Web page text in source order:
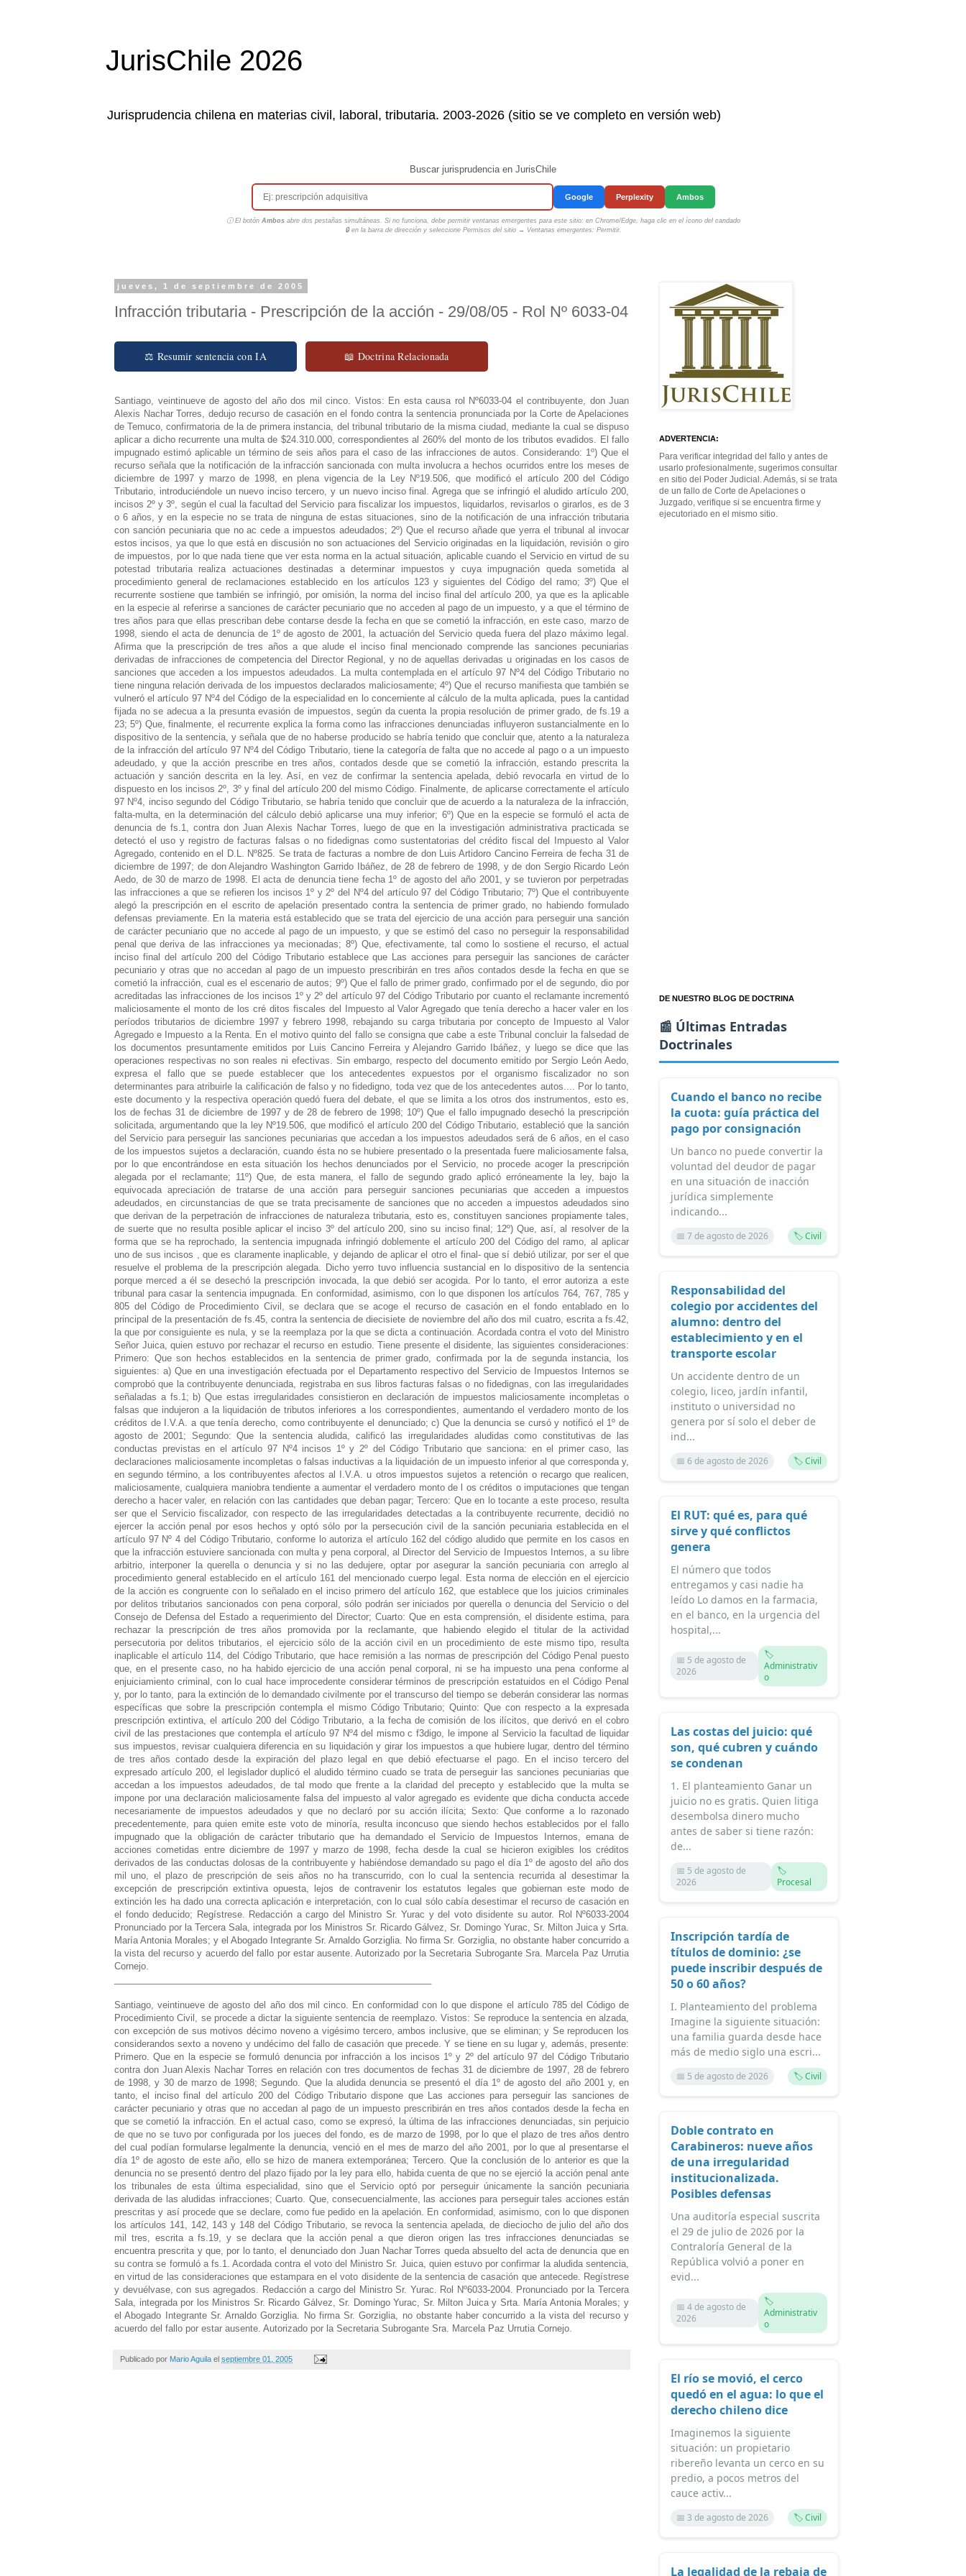
JurisChile 2026
Jurisprudencia chilena en materias civil, laboral, tributaria. 2003-2026 (sitio se ve completo en versión web)
Buscar jurisprudencia en JurisChile
Google Perplexity Ambos
ⓘ El botón Ambosabre dos pestañas simultáneas. Si no funciona, debe permitir ventanas emergentes para este sitio: en Chrome/Edge, haga clic en el ícono del candado
🔒 en la barra de dirección y seleccione Permisos del sitio → Ventanas emergentes: Permitir.
jueves, 1 de septiembre de 2005
Infracción tributaria - Prescripción de la acción - 29/08/05 - Rol Nº 6033-04
⚖ Resumir sentencia con IA 📖 Doctrina Relacionada
Santiago, veintinueve de agosto del año dos mil cinco. Vistos: En esta causa rol Nº6033-04 el contribuyente, don Juan Alexis Nachar Torres, dedujo recurso de casación en el fondo contra la sentencia pronunciada por la Corte de Apelaciones de Temuco, confirmatoria de la de primera instancia, del tribunal tributario de la misma ciudad, mediante la cual se dispuso aplicar a dicho recurrente una multa de $24.310.000, correspondientes al 260% del monto de los tributos evadidos. El fallo impugnado estimó aplicable un término de seis años para el caso de las infracciones de autos. Considerando: 1º) Que el recurso señala que la notificación de la infracción sancionada con multa involucra a hechos ocurridos entre los meses de diciembre de 1997 y marzo de 1998, en plena vigencia de la Ley Nº19.506, que modificó el artículo 200 del Código Tributario, introduciéndole un nuevo inciso tercero, y un nuevo inciso final. Agrega que se infringió el aludido artículo 200, incisos 2º y 3º, según el cual la facultad del Servicio para fiscalizar los impuestos, liquidarlos, revisarlos o girarlos, es de 3 o 6 años, y en la especie no se trata de ninguna de estas situaciones, sino de la notificación de una infracción tributaria con sanción pecuniaria que no ac cede a impuestos adeudados; 2º) Que el recurso añade que yerra el tribunal al invocar estos incisos, ya que lo que está en discusión no son actuaciones del Servicio originadas en la liquidación, revisión o giro de impuestos, por lo que nada tiene que ver esta norma en la actual situación, aplicable cuando el Servicio en virtud de su potestad tributaria realiza actuaciones destinadas a determinar impuestos y cuya impugnación queda sometida al procedimiento general de reclamaciones establecido en los artículos 123 y siguientes del Código del ramo; 3º) Que el recurrente sostiene que también se infringió, por omisión, la norma del inciso final del artículo 200, ya que es la aplicable en la especie al referirse a sanciones de carácter pecuniario que no acceden al pago de un impuesto, y a que el término de tres años para que ellas prescriban debe contarse desde la fecha en que se cometió la infracción, en este caso, marzo de 1998, siendo el acta de denuncia de 1º de agosto de 2001, la actuación del Servicio queda fuera del plazo máximo legal. Afirma que la prescripción de tres años a que alude el inciso final mencionado comprende las sanciones pecuniarias derivadas de infracciones de competencia del Director Regional, y no de aquellas derivadas u originadas en los casos de sanciones que acceden a los impuestos adeudados. La multa contemplada en el artículo 97 Nº4 del Código Tributario no tiene ninguna relación derivada de los impuestos declarados maliciosamente; 4º) Que el recurso manifiesta que también se vulneró el artículo 97 Nº4 del Código de la especialidad en lo concerniente al cálculo de la multa aplicada, pues la cantidad fijada no se adecua a la presunta evasión de impuestos, según da cuenta la propia resolución de primer grado, de fs.19 a 23; 5º) Que, finalmente, el recurrente explica la forma como las infracciones denunciadas influyeron sustancialmente en lo dispositivo de la sentencia, y señala que de no haberse producido se habría tenido que concluir que, atento a la naturaleza de la infracción del artículo 97 Nº4 del Código Tributario, tiene la categoría de falta que no accede al pago o a un impuesto adeudado, y que la acción prescribe en tres años, contados desde que se cometió la infracción, estando prescrita la actuación y sanción descrita en la ley. Así, en vez de confirmar la sentencia apelada, debió revocarla en virtud de lo dispuesto en los incisos 2º, 3º y final del artículo 200 del mismo Código. Finalmente, de aplicarse correctamente el artículo 97 Nº4, inciso segundo del Código Tributario, se habría tenido que concluir que de acuerdo a la naturaleza de la infracción, falta-multa, en la determinación del cálculo debió aplicarse una muy inferior; 6º) Que en la especie se formuló el acta de denuncia de fs.1, contra don Juan Alexis Nachar Torres, luego de que en la investigación administrativa practicada se detectó el uso y registro de facturas falsas o no fidedignas como sustentatorias del crédito fiscal del Impuesto al Valor Agregado, contenido en el D.L. Nº825. Se trata de facturas a nombre de don Luis Artidoro Cancino Ferreira de fecha 31 de diciembre de 1997; de don Alejandro Washington Garrido Ibáñez, de 28 de febrero de 1998, y de don Sergio Ricardo León Aedo, de 30 de marzo de 1998. El acta de denuncia tiene fecha 1º de agosto del año 2001, y se tuvieron por perpetradas las infracciones a que se refieren los incisos 1º y 2º del Nº4 del artículo 97 del Código Tributario; 7º) Que el contribuyente alegó la prescripción en el escrito de apelación presentado contra la sentencia de primer grado, no habiendo formulado defensas previamente. En la materia está establecido que se trata del ejercicio de una acción para perseguir una sanción de carácter pecuniario que no accede al pago de un impuesto, y que se estimó del caso no perseguir la responsabilidad penal que deriva de las infracciones ya mecionadas; 8º) Que, efectivamente, tal como lo sostiene el recurso, el actual inciso final del artículo 200 del Código Tributario establece que Las acciones para perseguir las sanciones de carácter pecuniario y otras que no accedan al pago de un impuesto prescribirán en tres años contados desde la fecha en que se cometió la infracción, cual es el escenario de autos; 9º) Que el fallo de primer grado, confirmado por el de segundo, dio por acreditadas las infracciones de los incisos 1º y 2º del artículo 97 del Código Tributario por cuanto el reclamante incrementó maliciosamente el monto de los cré ditos fiscales del Impuesto al Valor Agregado que tenía derecho a hacer valer en los períodos tributarios de diciembre 1997 y febrero 1998, rebajando su carga tributaria por concepto de Impuesto al Valor Agregado e Impuesto a la Renta. En el motivo quinto del fallo se consigna que cabe a este Tribunal concluir la falsedad de los documentos presuntamente emitidos por Luis Cancino Ferreira y Alejandro Garrido Ibáñez, y luego se dice que las operaciones respectivas no son reales ni efectivas. Sin embargo, respecto del documento emitido por Sergio León Aedo, expresa el fallo que se puede establecer que los antecedentes expuestos por el organismo fiscalizador no son determinantes para atribuirle la calificación de falso y no fidedigno, toda vez que de los antecedentes autos.... Por lo tanto, este documento y la respectiva operación quedó fuera del debate, el que se limita a los otros dos instrumentos, esto es, los de fechas 31 de diciembre de 1997 y de 28 de febrero de 1998; 10º) Que el fallo impugnado desechó la prescripción solicitada, argumentando que la ley Nº19.506, que modificó el artículo 200 del Código Tributario, estableció que la sanción del Servicio para perseguir las sanciones pecuniarias que accedan a los impuestos adeudados será de 6 años, en el caso de los impuestos sujetos a declaración, cuando ésta no se hubiere presentado o la presentada fuere maliciosamente falsa, por lo que encontrándose en esta situación los hechos denunciados por el Servicio, no procede acoger la prescripción alegada por el reclamante; 11º) Que, de esta manera, el fallo de segundo grado aplicó erróneamente la ley, bajo la equivocada apreciación de tratarse de una acción para perseguir sanciones pecuniarias que acceden a impuestos adeudados, en circunstancias de que se trata precisamente de sanciones que no acceden a impuestos adeudados sino que derivan de la perpetración de infracciones de naturaleza tributaria, esto es, constituyen sanciones propiamente tales, de suerte que no resulta posible aplicar el inciso 3º del artículo 200, sino su inciso final; 12º) Que, así, al resolver de la forma que se ha reprochado, la sentencia impugnada infringió doblemente el artículo 200 del Código del ramo, al aplicar uno de sus incisos , que es claramente inaplicable, y dejando de aplicar el otro el final- que sí debió utilizar, por ser el que resuelve el problema de la prescripción alegada. Dicho yerro tuvo influencia sustancial en lo dispositivo de la sentencia porque merced a él se desechó la prescripción invocada, la que debió ser acogida. Por lo tanto, el error autoriza a este tribunal para casar la sentencia impugnada. En conformidad, asimismo, con lo que disponen los artículos 764, 767, 785 y 805 del Código de Procedimiento Civil, se declara que se acoge el recurso de casación en el fondo entablado en lo principal de la presentación de fs.45, contra la sentencia de diecisiete de noviembre del año dos mil cuatro, escrita a fs.42, la que por consiguiente es nula, y se la reemplaza por la que se dicta a continuación. Acordada contra el voto del Ministro Señor Juica, quien estuvo por rechazar el recurso en estudio. Tiene presente el disidente, las siguientes consideraciones: Primero: Que son hechos establecidos en la sentencia de primer grado, confirmada por la de segunda instancia, los siguientes: a) Que en una investigación efectuada por el Departamento respectivo del Servicio de Impuestos Internos se comprobó que la contribuyente denunciada, registraba en sus libros facturas falsas o no fidedignas, con las irregularidades señaladas a fs.1; b) Que estas irregularidades consistieron en declaración de impuestos maliciosamente incompletas o falsas que indujeron a la liquidación de tributos inferiores a los correspondientes, aumentando el verdadero monto de los créditos de I.V.A. a que tenía derecho, como contribuyente el denunciado; c) Que la denuncia se cursó y notificó el 1º de agosto de 2001; Segundo: Que la sentencia aludida, calificó las irregularidades aludidas como constitutivas de las conductas previstas en el artículo 97 Nº4 incisos 1º y 2º del Código Tributario que sanciona: en el primer caso, las declaraciones maliciosamente incompletas o falsas inductivas a la liquidación de un impuesto inferior al que
Santiago, veintinueve de agosto del año dos mil cinco. En conformidad con lo que dispone el artículo 785 del Código de
Procedimiento Civil, se procede a dictar la siguiente sentencia de reemplazo. Vistos: Se reproduce la sentencia en alzada,
con excepción de sus motivos décimo noveno a vigésimo tercero, ambos inclusive, que se eliminan; y Se reproducen los
considerandos sexto a noveno y undécimo del fallo de casación que precede. Y se tiene en su lugar y, además, presente:
Primero. Que en la especie se formuló denuncia por infracción a los incisos 1º y 2º del artículo 97 del Código Tributario
contra don Juan Alexis Nachar Torres en relación con tres documentos de fechas 31 de diciembre de 1997, 28 de febrero
de 1998, y 30 de marzo de 1998; Segundo. Que la aludida denuncia se presentó el día 1º de agosto del año 2001 y, en
tanto, el inciso final del artículo 200 del Código Tributario dispone que Las acciones para perseguir las sanciones de
carácter pecuniario y otras que no accedan al pago de un impuesto prescribirán en tres años contados desde la fecha en
que se cometió la infracción. En el actual caso, como se expresó, la última de las infracciones denunciadas, sin perjuicio
de que no se tuvo por configurada por los jueces del fondo, es de marzo de 1998, por lo que el plazo de tres años dentro
del cual podían formularse legalmente la denuncia, venció en el mes de marzo del año 2001, por lo que al presentarse el
día 1º de agosto de este año, ello se hizo de manera extemporánea; Tercero. Que la conclusión de lo anterior es que la
denuncia no se presentó dentro del plazo fijado por la ley para ello, habida cuenta de que no se ejerció la acción penal ante
los tribunales de esta última especialidad, sino que el Servicio optó por perseguir únicamente la sanción pecuniaria
derivada de las aludidas infracciones; Cuarto. Que, consecuencialmente, las acciones para perseguir tales acciones están
prescritas y así procede que se declare, como fue pedido en la apelación. En conformidad, asimismo, con lo que disponen
los artículos 141, 142, 143 y 148 del Código Tributario, se revoca la sentencia apelada, de dieciocho de julio del año dos
mil tres, escrita a fs.19, y se declara que la acción penal a que dieron origen las tres infracciones denunciadas se
encuentra prescrita y que, por lo tanto, el denunciado don Juan Nachar Torres queda absuelto del acta de denuncia que en
su contra se formuló a fs.1. Acordada contra el voto del Ministro Sr. Juica, quien estuvo por confirmar la aludida sentencia,
en virtud de las consideraciones que estampara en el voto disidente de la sentencia de casación que antecede. Regístrese
y devuélvase, con sus agregados. Redacción a cargo del Ministro Sr. Yurac. Rol Nº6033-2004. Pronunciado por la Tercera
Sala, integrada por los Ministros Sr. Ricardo Gálvez, Sr. Domingo Yurac, Sr. Milton Juica y Srta. María Antonia Morales; y
el Abogado Integrante Sr. Arnaldo Gorziglia. No firma Sr. Gorziglia, no obstante haber concurrido a la vista del recurso y
acuerdo del fallo por estar ausente. Autorizado por la Secretaria Subrogante Sra. Marcela Paz Urrutia Cornejo.
Publicado por Mario Aguila el septiembre 01, 2005
ADVERTENCIA:
Para verificar integridad del fallo y antes de
usarlo profesionalmente, sugerimos consultar
en sitio del Poder Judicial. Además, si se trata
de un fallo de Corte de Apelaciones o
Juzgado, verifique si se encuentra firme y
ejecutoriado en el mismo sitio.
DE NUESTRO BLOG DE DOCTRINA
📰 Últimas Entradas
Doctrinales
Cuando el banco no recibe
la cuota: guía práctica del
pago por consignación
Un banco no puede convertir la
voluntad del deudor de pagar
en una situación de inacción
jurídica simplemente
indicando...
📅 7 de agosto de 2026 🏷️ Civil
Responsabilidad del
colegio por accidentes del
alumno: dentro del
establecimiento y en el
transporte escolar
Un accidente dentro de un
colegio, liceo, jardín infantil,
instituto o universidad no
genera por sí solo el deber de
ind...
📅 6 de agosto de 2026 🏷️ Civil
El RUT: qué es, para qué
sirve y qué conflictos
genera
El número que todos
entregamos y casi nadie ha
leído Lo damos en la farmacia,
en el banco, en la urgencia del
hospital,...
📅 5 de agosto de
2026
🏷️
Administrativ
o
Las costas del juicio: qué
son, qué cubren y cuándo
se condenan
1. El planteamiento Ganar un
juicio no es gratis. Quien litiga
desembolsa dinero mucho
antes de saber si tiene razón:
de...
📅 5 de agosto de
2026
🏷️
Procesal
Inscripción tardía de
títulos de dominio: ¿se
puede inscribir después de
50 o 60 años?
I. Planteamiento del problema
Imagine la siguiente situación:
una familia guarda desde hace
más de medio siglo una escri...
📅 5 de agosto de 2026 🏷️ Civil
Doble contrato en
Carabineros: nueve años
de una irregularidad
institucionalizada.
Posibles defensas
Una auditoría especial suscrita
el 29 de julio de 2026 por la
Contraloría General de la
República volvió a poner en
evid...
📅 4 de agosto de
2026
🏷️
Administrativ
o
El río se movió, el cerco
quedó en el agua: lo que el
derecho chileno dice
Imaginemos la siguiente
situación: un propietario
ribereño levanta un cerco en su
predio, a pocos metros del
cauce activ...
📅 3 de agosto de 2026 🏷️ Civil
La legalidad de la rebaja de